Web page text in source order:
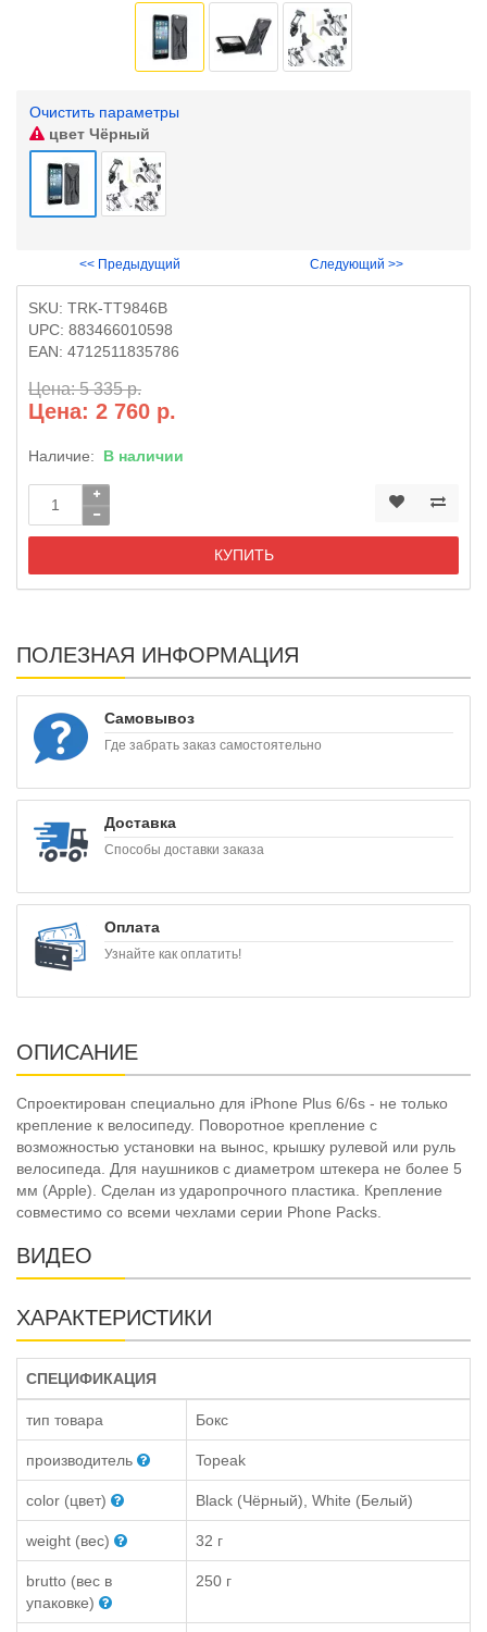
Очистить параметры
цвет Чёрный
<< Предыдущий Следующий >>
SKU: TRK-TT9846B
UPC: 883466010598
EAN: 4712511835786
Цена: 5 335 р.
Цена: 2 760 р.
Наличие: В наличии
КУПИТЬ
ПОЛЕЗНАЯ ИНФОРМАЦИЯ
Самовывоз
Где забрать заказ самостоятельно
Доставка
Способы доставки заказа
Оплата
Узнайте как оплатить!
ОПИСАНИЕ
Спроектирован специально для iPhone Plus 6/6s - не только
крепление к велосипеду. Поворотное крепление с
возможностью установки на вынос, крышку рулевой или руль
велосипеда. Для наушников с диаметром штекера не более 5
мм (Apple). Сделан из ударопрочного пластика. Крепление
совместимо со всеми чехлами серии Phone Packs.
ВИДЕО
ХАРАКТЕРИСТИКИ
СПЕЦИФИКАЦИЯ
тип товара Бокс
производитель Topeak
color (цвет) Black (Чёрный), White (Белый)
weight (вес) 32 г
brutto (вес в
упаковке)
250 г